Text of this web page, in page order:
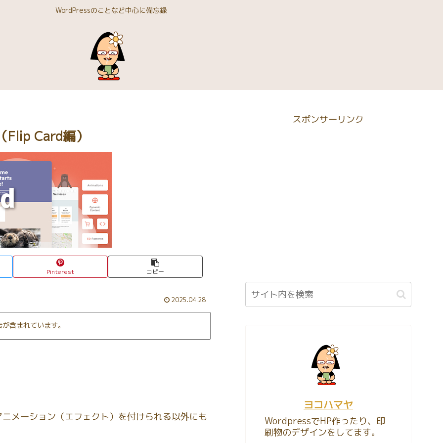
WordPressのことなど中心に備忘録
Card編）
Pinterest コピー
2025.04.28
含まれています。
メーション（エフェクト）を付けられる以外にも
スポンサーリンク
ヨコハマヤ
WordpressでHP作ったり、印
刷物のデザインをしてます。